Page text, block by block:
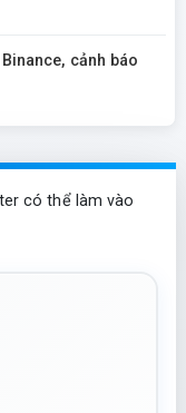
cảnh báo
có thể làm vào